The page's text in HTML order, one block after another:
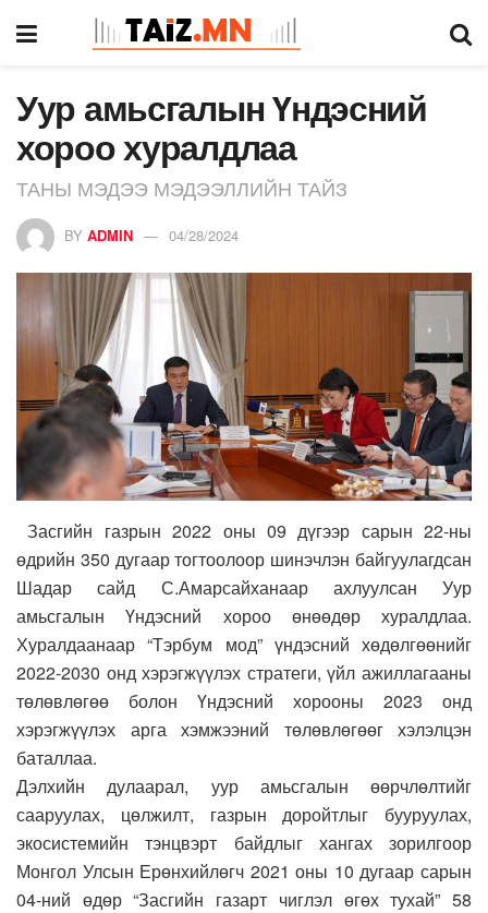
Уур амьсгалын Үндэсний
хороо хуралдлаа
ТАНЫ МЭДЭЭ МЭДЭЭЛЛИЙН ТАЙЗ
BY ADMIN 04/28/2024
Засгийн газрын 2022 оны 09 дүгээр сарын 22-ны
өдрийн 350 дугаар тогтоолоор шинэчлэн байгуулагдсан
Шадар сайд С.Амарсайханаар ахлуулсан Уур
амьсгалын Үндэсний хороо өнөөдөр хуралдлаа.
Хуралдаанаар “Тэрбум мод” үндэсний хөдөлгөөнийг
2022-2030 онд хэрэгжүүлэх стратеги, үйл ажиллагааны
төлөвлөгөө болон Үндэсний хорооны 2023 онд
хэрэгжүүлэх арга хэмжээний төлөвлөгөөг хэлэлцэн
баталлаа.
Дэлхийн дулаарал, уур амьсгалын өөрчлөлтийг
сааруулах, цөлжилт, газрын доройтлыг бууруулах,
экосистемийн тэнцвэрт байдлыг хангах зорилгоор
Монгол Улсын Ерөнхийлөгч 2021 оны 10 дугаар сарын
04-ний өдөр “Засгийн газарт чиглэл өгөх тухай” 58